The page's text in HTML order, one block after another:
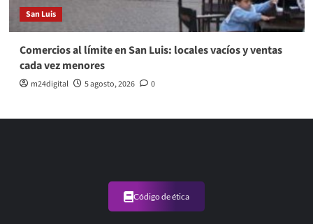
San Luis
Comercios al límite en San Luis: locales vacíos y ventas
cada vez menores
m24digital 5 agosto, 2026 0
Código de ética